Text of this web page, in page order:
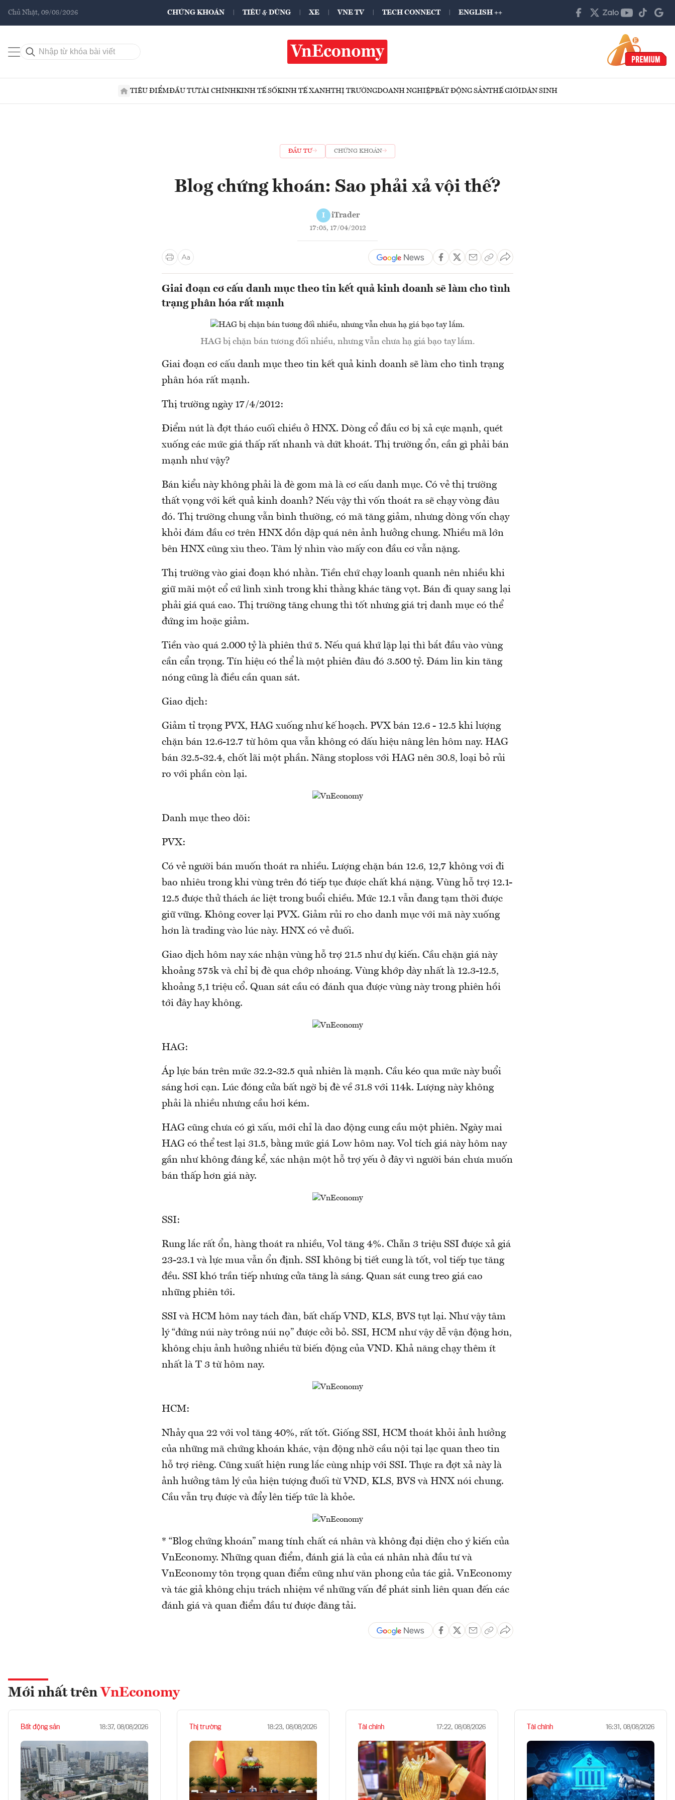
Chủ Nhật, 09/08/2026 CHỨNG KHOÁN TIÊU & DÙNG XE VNE TV TECH CONNECT ENGLISH ++
TIÊU ĐIỂMĐẦU TƯTÀI CHÍNHKINH TẾ SỐKINH TẾ XANHTHỊ TRƯỜNGDOANH NGHIỆPBẤT ĐỘNG SẢNTHẾ GIỚIDÂN SINH
ĐẦU TƯ CHỨNG KHOÁN
Blog chứng khoán: Sao phải xả vội thế?
I iTrader
17:05, 17/04/2012
Giai đoạn cơ cấu danh mục theo tin kết quả kinh doanh sẽ làm cho tình
trạng phân hóa rất mạnh
HAG bị chặn bán tương đối nhiều, nhưng vẫn chưa hạ giá bạo tay lắm.
Giai đoạn cơ cấu danh mục theo tin kết quả kinh doanh sẽ làm cho tình trạng
phân hóa rất mạnh.
Thị trường ngày 17/4/2012:
Điểm nút là đợt tháo cuối chiều ở HNX. Dòng cổ đầu cơ bị xả cực mạnh, quét
xuống các mức giá thấp rất nhanh và dứt khoát. Thị trường ổn, cần gì phải bán
mạnh như vậy?
Bán kiểu này không phải là đè gom mà là cơ cấu danh mục. Có vẻ thị trường
thất vọng với kết quả kinh doanh? Nếu vậy thì vốn thoát ra sẽ chạy vòng đâu
đó. Thị trường chung vẫn bình thường, có mã tăng giảm, nhưng dòng vốn chạy
khỏi đám đầu cơ trên HNX dồn dập quá nên ảnh hưởng chung. Nhiều mã lớn
bên HNX cũng xìu theo. Tâm lý nhìn vào mấy con đầu cơ vẫn nặng.
Thị trường vào giai đoạn khó nhằn. Tiền chứ chạy loanh quanh nên nhiều khi
giữ mãi một cổ cứ lình xình trong khi thằng khác tăng vọt. Bán đi quay sang lại
phải giá quá cao. Thị trường tăng chung thì tốt nhưng giá trị danh mục có thể
đứng im hoặc giảm.
Tiền vào quá 2.000 tỷ là phiên thứ 5. Nếu quá khứ lặp lại thì bắt đầu vào vùng
cần cẩn trọng. Tín hiệu có thể là một phiên đâu đó 3.500 tỷ. Đám lin kin tăng
nóng cũng là điều cần quan sát.
Giao dịch:
Giảm tỉ trọng PVX, HAG xuống như kế hoạch. PVX bán 12.6 - 12.5 khi lượng
chặn bán 12.6-12.7 từ hôm qua vẫn không có dấu hiệu nâng lên hôm nay. HAG
bán 32.5-32.4, chốt lãi một phần. Nâng stoploss với HAG nên 30.8, loại bỏ rủi
ro với phần còn lại.
Danh mục theo dõi:
PVX:
Có vẻ người bán muốn thoát ra nhiều. Lượng chặn bán 12.6, 12,7 không vơi đi
bao nhiêu trong khi vùng trên đó tiếp tục được chất khá nặng. Vùng hỗ trợ 12.1-
12.5 được thử thách ác liệt trong buổi chiều. Mức 12.1 vẫn đang tạm thời được
giữ vững. Không cover lại PVX. Giảm rủi ro cho danh mục với mã này xuống
hơn là trading vào lúc này. HNX có vẻ đuối.
Giao dịch hôm nay xác nhận vùng hỗ trợ 21.5 như dự kiến. Cầu chặn giá này
khoảng 575k và chỉ bị đè qua chớp nhoáng. Vùng khớp dày nhất là 12.3-12.5,
khoảng 5,1 triệu cổ. Quan sát cầu có đánh qua được vùng này trong phiên hồi
tới đây hay không.
HAG:
Áp lực bán trên mức 32.2-32.5 quả nhiên là mạnh. Cầu kéo qua mức này buổi
sáng hơi cạn. Lúc đóng cửa bất ngờ bị đè về 31.8 với 114k. Lượng này không
phải là nhiều nhưng cầu hơi kém.
HAG cũng chưa có gì xấu, mới chỉ là dao động cung cầu một phiên. Ngày mai
HAG có thể test lại 31.5, bằng mức giá Low hôm nay. Vol tích giá này hôm nay
gần như không đáng kể, xác nhận một hỗ trợ yếu ở đây vì người bán chưa muốn
bán thấp hơn giá này.
SSI:
Rung lắc rất ổn, hàng thoát ra nhiều, Vol tăng 4%. Chẵn 3 triệu SSI được xả giá
23-23.1 và lực mua vẫn ổn định. SSI không bị tiết cung là tốt, vol tiếp tục tăng
đều. SSI khó trần tiếp nhưng cửa tăng là sáng. Quan sát cung treo giá cao
những phiên tới.
SSI và HCM hôm nay tách đàn, bất chấp VND, KLS, BVS tụt lại. Như vậy tâm
lý “đứng núi này trông núi nọ” được cởi bỏ. SSI, HCM như vậy dễ vận động hơn,
không chịu ảnh hưởng nhiều từ biến động của VND. Khả năng chạy thêm ít
nhất là T 3 từ hôm nay.
HCM:
Nhảy qua 22 với vol tăng 40%, rất tốt. Giống SSI, HCM thoát khỏi ảnh hưởng
của những mã chứng khoán khác, vận động nhờ cầu nội tại lạc quan theo tin
hỗ trợ riêng. Cũng xuất hiện rung lắc cùng nhịp với SSI. Thực ra đợt xả này là
ảnh hưởng tâm lý của hiện tượng đuối từ VND, KLS, BVS và HNX nói chung.
Cầu vẫn trụ được và đẩy lên tiếp tức là khỏe.
* “Blog chứng khoán” mang tính chất cá nhân và không đại diện cho ý kiến của
VnEconomy. Những quan điểm, đánh giá là của cá nhân nhà đầu tư và
VnEconomy tôn trọng quan điểm cũng như văn phong của tác giả. VnEconomy
và tác giả không chịu trách nhiệm về những vấn đề phát sinh liên quan đến các
đánh giá và quan điểm đầu tư được đăng tải.
Mới nhất trên VnEconomy
Bất động sản 18:37, 08/08/2026 Thị trường 18:23, 08/08/2026 Tài chính 17:22, 08/08/2026 Tài chính 16:31, 08/08/2026